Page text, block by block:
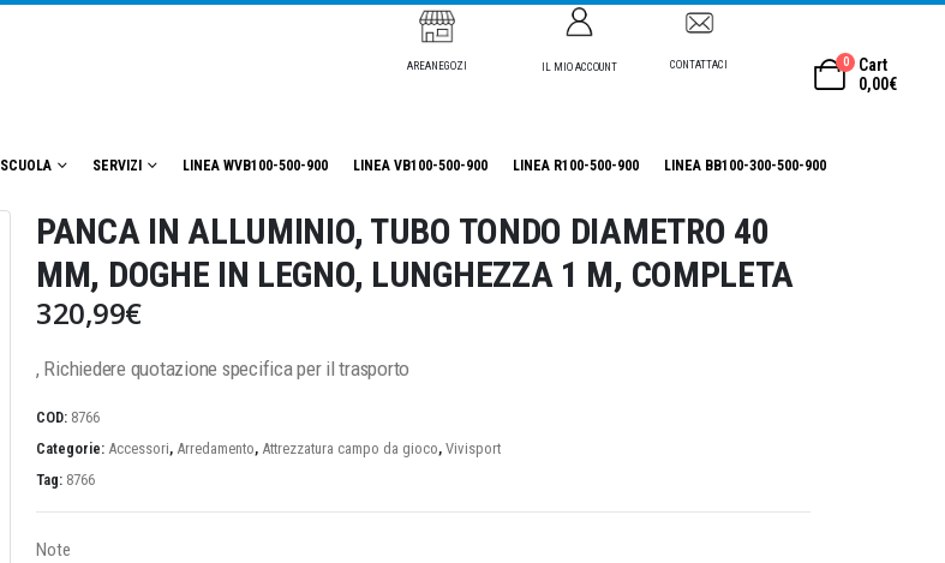
AREANEGOZI IL MIO ACCOUNT CONTATTACI 0
Cart
0,00€
SCUOLA SERVIZI LINEA WVB100-500-900 LINEA VB100-500-900 LINEA R100-500-900 LINEA BB100-300-500-900
PANCA IN ALLUMINIO, TUBO TONDO DIAMETRO 40
MM, DOGHE IN LEGNO, LUNGHEZZA 1 M, COMPLETA
320,99€
, Richiedere quotazione specifica per il trasporto
COD: 8766
Categorie: Accessori, Arredamento, Attrezzatura campo da gioco, Vivisport
Tag: 8766
Note